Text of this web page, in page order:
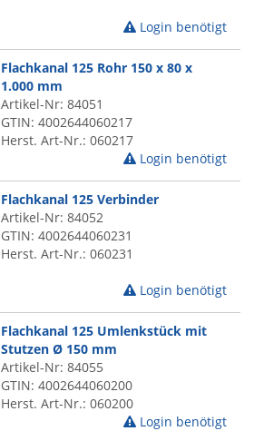
Login benötigt
Flachkanal 125 Rohr 150 x 80 x
1.000 mm
Artikel-Nr: 84051
GTIN: 4002644060217
Herst. Art-Nr.: 060217
Login benötigt
Flachkanal 125 Verbinder
Artikel-Nr: 84052
GTIN: 4002644060231
Herst. Art-Nr.: 060231
Login benötigt
Flachkanal 125 Umlenkstück mit
Stutzen Ø 150 mm
Artikel-Nr: 84055
GTIN: 4002644060200
Herst. Art-Nr.: 060200
Login benötigt